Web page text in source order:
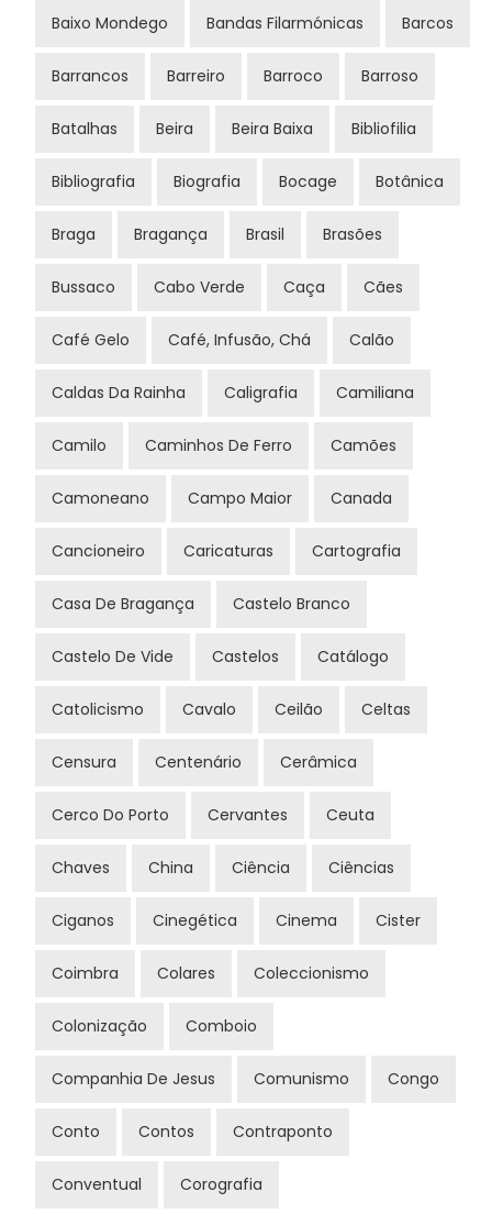
Baixo Mondego Bandas Filarmónicas Barcos
Barrancos Barreiro Barroco Barroso
Batalhas Beira Beira Baixa Bibliofilia
Bibliografia Biografia Bocage Botânica
Braga Bragança Brasil Brasões
Bussaco Cabo Verde Caça Cães
Café Gelo Café, Infusão, Chá Calão
Caldas Da Rainha Caligrafia Camiliana
Camilo Caminhos De Ferro Camões
Camoneano Campo Maior Canada
Cancioneiro Caricaturas Cartografia
Casa De Bragança Castelo Branco
Castelo De Vide Castelos Catálogo
Catolicismo Cavalo Ceilão Celtas
Censura Centenário Cerâmica
Cerco Do Porto Cervantes Ceuta
Chaves China Ciência Ciências
Ciganos Cinegética Cinema Cister
Coimbra Colares Coleccionismo
Colonização Comboio
Companhia De Jesus Comunismo Congo
Conto Contos Contraponto
Conventual Corografia